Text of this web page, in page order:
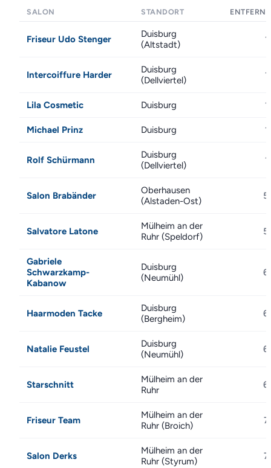
SALON STANDORT
Friseur Udo Stenger
Duisburg
(Altstadt)
Intercoiffure Harder
Duisburg
(Dellviertel)
Lila Cosmetic Duisburg
Michael Prinz Duisburg
Rolf Schürmann
Duisburg
(Dellviertel)
Salon Brabänder
Oberhausen
(Alstaden-Ost)
5
Salvatore Latone
Mülheim an der
Ruhr (Speldorf)
5
Gabriele
Schwarzkamp-
Kabanow
Duisburg
(Neumühl)
6
Haarmoden Tacke
Duisburg
(Bergheim)
6
Natalie Feustel
Duisburg
(Neumühl)
6
Starschnitt
Mülheim an der
Ruhr
6
Friseur Team
Mülheim an der
Ruhr (Broich)
7
Salon Derks
Mülheim an der
Ruhr (Styrum)
7